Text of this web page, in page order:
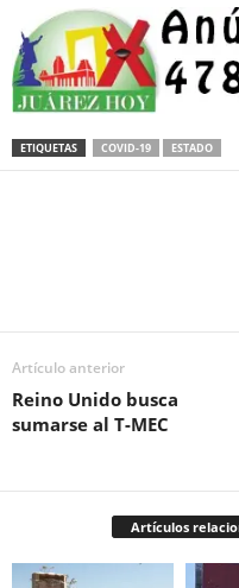
ETIQUETAS COVID-19 ESTADO
Artículo anterior
Reino Unido busca
sumarse al T-MEC
Artículos